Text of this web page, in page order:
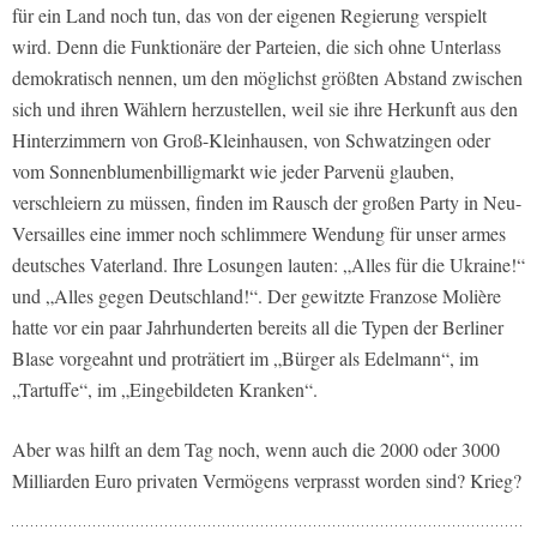
für ein Land noch tun, das von der eigenen Regierung verspielt
wird. Denn die Funktionäre der Parteien, die sich ohne Unterlass
demokratisch nennen, um den möglichst größten Abstand zwischen
sich und ihren Wählern herzustellen, weil sie ihre Herkunft aus den
Hinterzimmern von Groß-Kleinhausen, von Schwatzingen oder
vom Sonnenblumenbilligmarkt wie jeder Parvenü glauben,
verschleiern zu müssen, finden im Rausch der großen Party in Neu-
Versailles eine immer noch schlimmere Wendung für unser armes
deutsches Vaterland. Ihre Losungen lauten: „Alles für die Ukraine!“
und „Alles gegen Deutschland!“. Der gewitzte Franzose Molière
hatte vor ein paar Jahrhunderten bereits all die Typen der Berliner
Blase vorgeahnt und proträtiert im „Bürger als Edelmann“, im
„Tartuffe“, im „Eingebildeten Kranken“.
Aber was hilft an dem Tag noch, wenn auch die 2000 oder 3000
Milliarden Euro privaten Vermögens verprasst worden sind? Krieg?